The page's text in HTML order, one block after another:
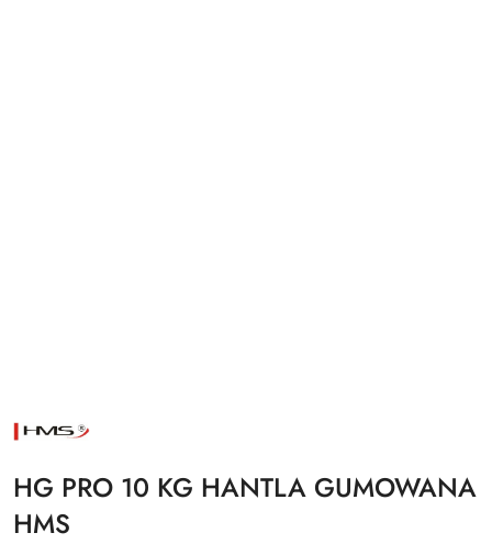
NAZWA
PRODUCENTA:
HG PRO 10 KG HANTLA GUMOWANA
HMS